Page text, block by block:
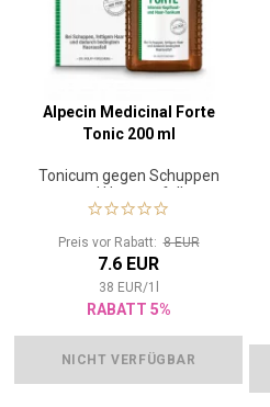
Alpecin Medicinal Forte
Tonic 200 ml
Tonicum gegen Schuppen
und Haarausfall
Preis vor Rabatt:8 EUR
7.6 EUR
38 EUR/1
RABATT 5%
NICHT VERFÜGBAR